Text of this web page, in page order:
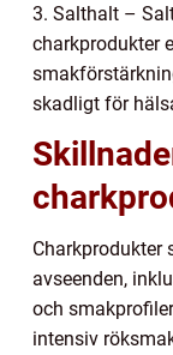
3. Salthalt –
charkprodukter
skadligt för
Charkprodukter
avseenden,
och
intensiv